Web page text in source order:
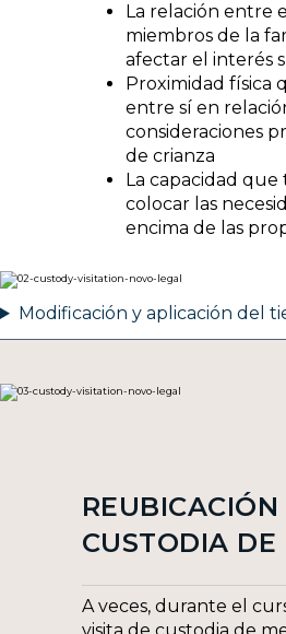
La relación entre
miembros de la
afectar el interés
Proximidad física
entre sí en
consideraciones
de crianza
La capacidad
colocar las
encima de las
Modificación y aplicación del
REUBICACIÓN
CUSTODIA DE
A veces, durante el